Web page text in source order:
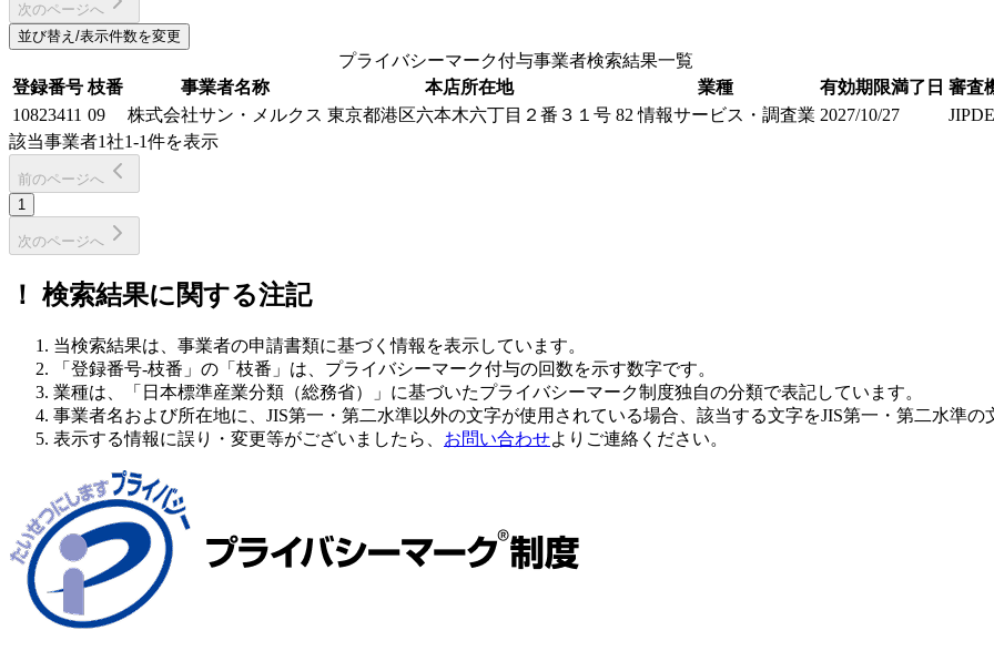
次のページへ
並び替え/表示件数を変更
プライバシーマーク付与事業者検索結果一覧
登録番号 枝番 事業者名称 本店所在地 業種 有効期限満了日 審査
10823411 09 株式会社サン・メルクス 東京都港区六本木六丁目２番３１号 82 情報サービス・調査業 2027/10/27
該当事業者1社1-1件を表示
前のページへ
1
次のページへ
！ 検索結果に関する注記
当検索結果は、事業者の申請書類に基づく情報を表示しています。
「登録番号-枝番」の「枝番」は、プライバシーマーク付与の回数を示す数字です。
業種は、「日本標準産業分類（総務省）」に基づいたプライバシーマーク制度独自の分類で表記しています。
事業者名および所在地に、JIS第一・第二水準以外の文字が使用されている場合、該当する文字をJIS第一・第二水準の
表示する情報に誤り・変更等がございましたら、 お問い合わせよりご連絡ください。